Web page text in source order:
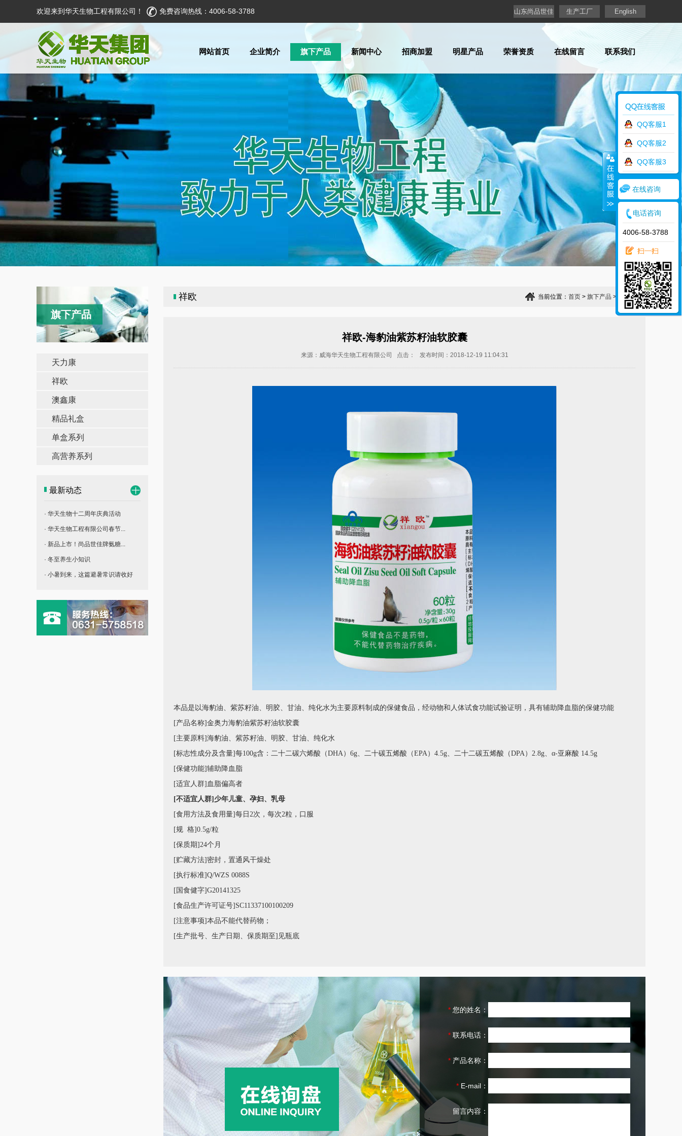
欢迎来到华天生物工程有限公司！ 免费咨询热线：4006-58-3788 English
生产工厂
山东尚品世佳
网站首页 企业简介 旗下产品 新闻中心 招商加盟 明星产品 荣誉资质 在线留言 联系我们
旗下产品
天力康
祥欧
澳鑫康
精品礼盒
单盒系列
高营养系列
最新动态
· 华天生物十二周年庆典活动
· 华天生物工程有限公司春节...
· 新品上市！尚品世佳牌氨糖...
· 冬至养生小知识
· 小暑到来，这篇避暑常识请收好
祥欧 当前位置： 首页 > 旗下产品 > 祥欧>
祥欧-海豹油紫苏籽油软胶囊
来源：威海华天生物工程有限公司 点击： 发布时间：2018-12-19 11:04:31
本品是以海豹油、紫苏籽油、明胶、甘油、纯化水为主要原料制成的保健食品，经动物和人体试食功能试验证明，具有辅助降血脂的保健功能
[产品名称]金奥力海豹油紫苏籽油软胶囊
[主要原料]海豹油、紫苏籽油、明胶、甘油、纯化水
[标志性成分及含量]每100g含：二十二碳六烯酸（DHA）6g、二十碳五烯酸（EPA）4.5g、二十二碳五烯酸（DPA）2.8g、α-亚麻酸 14.5g
[保健功能]辅助降血脂
[适宜人群]血脂偏高者
[不适宜人群]少年儿童、孕妇、乳母
[食用方法及食用量]每日2次，每次2粒，口服
[规 格]0.5g/粒
[保质期]24个月
[贮藏方法]密封，置通风干燥处
[执行标准]Q/WZS 0088S
[ 国食健字]G20141325
[食品生产许可证号]SC11337100100209
[注意事项]本品不能代替药物；
[生产批号、 生产日期 、保质期至]见瓶底
* 您的姓名：
* 联系电话：
* 产品名称：
* E-mail：
留言内容：
QQ客服1
QQ客服2
QQ客服3
在线咨询
电话咨询
4006-58-3788